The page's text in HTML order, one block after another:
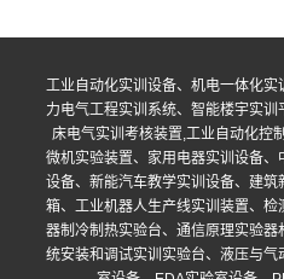
工业自动化实训设备、机电一体化
力电气工程实训系统、智能楼宇实
床电气实训考核装置,工业自动化控
微机实验装置、家用电器实训设备
设备、新能汽车教学实训设备、建
箱、工业机器人生产线实训装置、
器制冷制热实验台、通信原理实验
统安装和调试实训实验台、液压与